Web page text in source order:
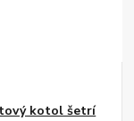
kotol šetrí